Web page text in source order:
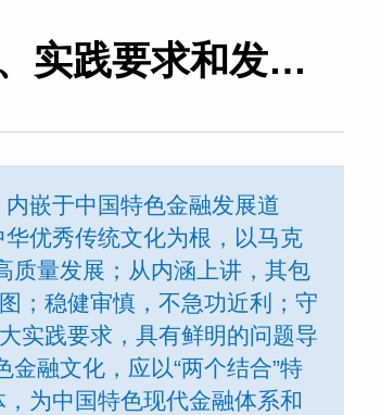
中国特色金融文化：思想基础、实践要求和发展方向
嵌于中国特色金融发展道
优秀传统文化为根，以马克
质量发展；从内涵上讲，其包
；稳健审慎，不急功近利；守
实践要求，具有鲜明的问题导
融文化，应以“两个结合”特
为中国特色现代金融体系和